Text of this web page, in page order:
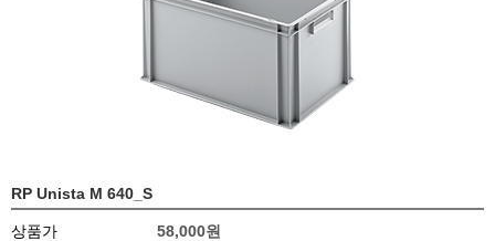
RP Unista M 640_S
상품가 58,000원